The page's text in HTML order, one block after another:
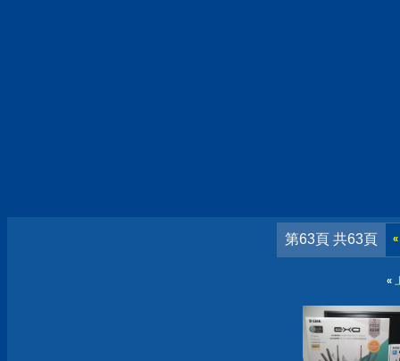
第63頁 共63頁 «
«